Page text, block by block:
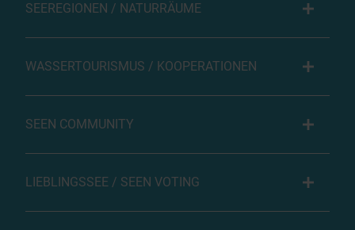
SEEREGIONEN / NATURRÄUME
WASSERTOURISMUS / KOOPERATIONEN
SEEN COMMUNITY
LIEBLINGSSEE / SEEN VOTING